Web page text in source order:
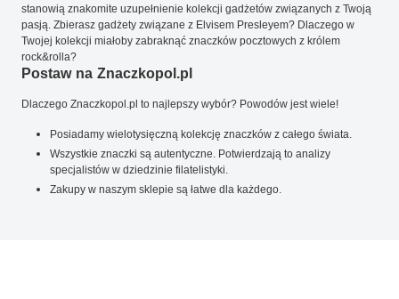
stanowią znakomite uzupełnienie kolekcji gadżetów związanych z Twoją
pasją. Zbierasz gadżety związane z Elvisem Presleyem? Dlaczego w
Twojej kolekcji miałoby zabraknąć znaczków pocztowych z królem
rock&rolla?
Postaw na Znaczkopol.pl
Dlaczego Znaczkopol.pl to najlepszy wybór? Powodów jest wiele!
Posiadamy wielotysięczną kolekcję znaczków z całego świata.
Wszystkie znaczki są autentyczne. Potwierdzają to analizy
specjalistów w dziedzinie filatelistyki.
Zakupy w naszym sklepie są łatwe dla każdego.